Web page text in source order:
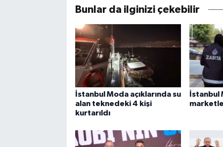
Bunlar da ilginizi çekebilir
İstanbul Moda açıklarında su
alan teknedeki 4 kişi
kurtarıldı